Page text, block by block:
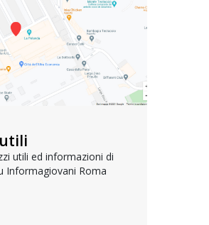
inclusion in
utili ed informazioni di
Informagiovani Roma